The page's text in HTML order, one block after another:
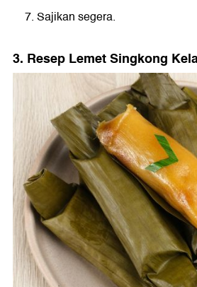
Sajikan segera.
3. Resep Lemet Singkong